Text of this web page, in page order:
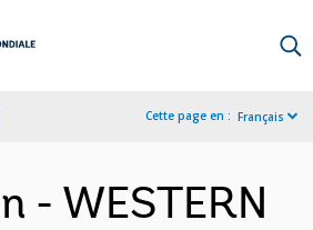
Cette page en : Français
- WESTERN